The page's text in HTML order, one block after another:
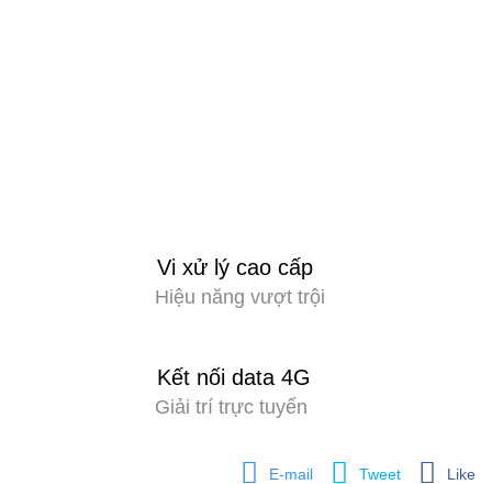
Vi xử lý cao cấp
Hiệu năng vượt trội
Kết nối data 4G
Giải trí trực tuyến
E-mail Tweet Like